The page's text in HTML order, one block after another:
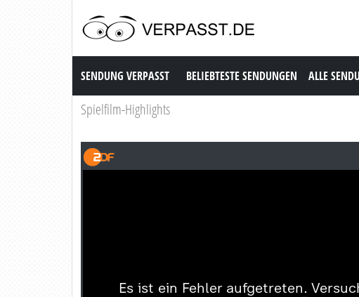
Sendung Verpasst
SENDUNG VERPASST BELIEBTESTE SENDUNGEN ALLE
Spielfilm-Highlights